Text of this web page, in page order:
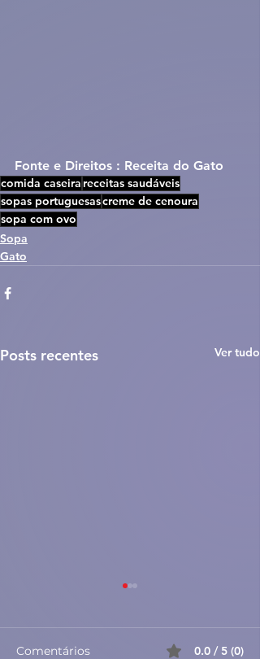
Fonte e Direitos : Receita do Gato
comida caseira receitas saudáveis
sopas portuguesascreme de cenoura
sopa com ovo
Sopa
Gato
Posts recentes Ver tudo
Comentários 0.0 / 5 (0)